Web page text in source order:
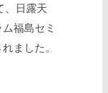
、日露天
福島セミ
ました。